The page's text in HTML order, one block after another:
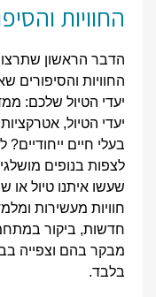
החוויות
הדבר הראשון
החוויות והסיפורים
יעדי הטיול שלכם:
יעדי הטיול,
בעלי חיים ייחודיים?
לצפות בנופים
שעשו איתנו טיול או
חוויות מעשירות
חדשות, ביקור
מבקר בהם וצפייה
בלבד.